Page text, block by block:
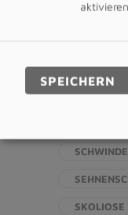
SKOLIOSE
SPEICHERN